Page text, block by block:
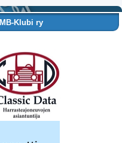
MB-Klubi ry